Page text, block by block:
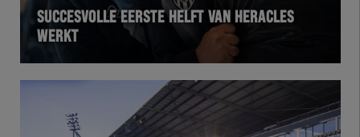
SUCCESVOLLE EERSTE HELFT VAN HERACLES
WERKT